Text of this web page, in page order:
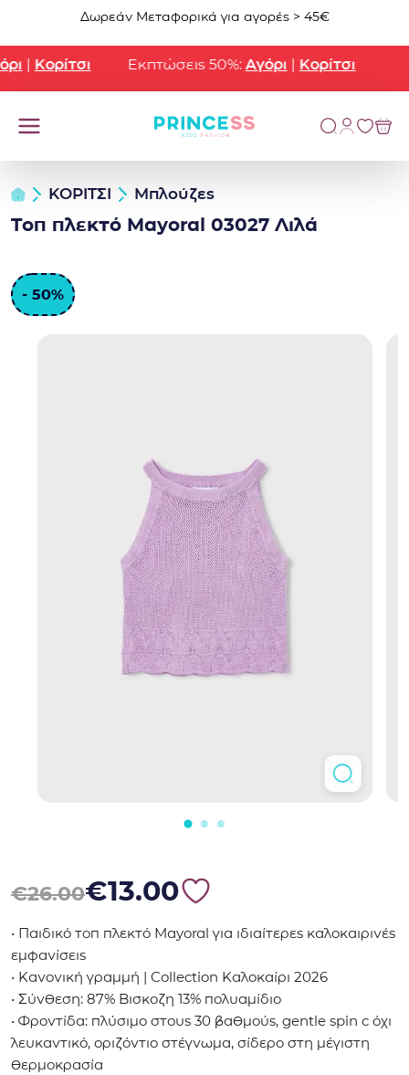
Μετάβαση στο περιεχόμενο
Δωρεάν Μεταφορικά για αγορές > 45€
|Κορίτσι Εκπτώσεις 50%:Αγόρι|Κορίτσι
ΚΟΡΙΤΣΙ Μπλούζες
Τοπ πλεκτό Mayoral 03027 Λιλά
- 50%
€26.00
Original price was: €26.00.
€13.00
Η τρέχουσα τιμή είναι: €13.00.
• Παιδικό τοπ πλεκτό Mayoral για ιδιαίτερες καλοκαιρινές
εμφανίσεις
• Κανονική γραμμή | Collection Καλοκαίρι 2026
• Σύνθεση: 87% Βισκοζη 13% πολυαμίδιο
• Φροντίδα: πλύσιμο στους 30 βαθμούς, gentle spin c όχι
λευκαντικό, οριζόντιο στέγνωμα, σίδερο στη μέγιστη
θερμοκρασία